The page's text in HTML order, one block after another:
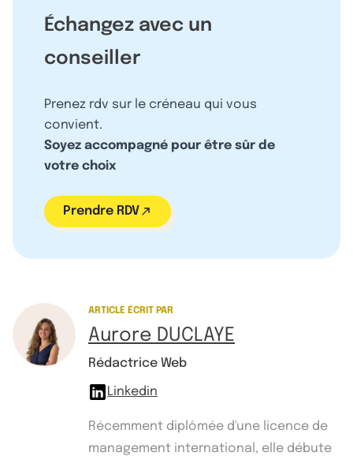
Échangez avec un
conseiller
Prenez rdv sur le créneau qui vous
convient.
Soyez accompagné pour être sûr de
votre choix
Prendre RDV
ARTICLE ÉCRIT PAR
Aurore DUCLAYE
Rédactrice Web
Linkedin
Récemment diplômée d'une licence de
management international, elle débute